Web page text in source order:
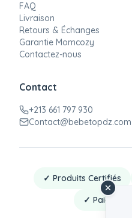
FAQ
Livraison
Retours & Échanges
Garantie Momcozy
Contactez-nous
Contact
+213 661 797 930
Contact@bebetopdz.com
✓ Produits Certifiés
✓ Paiement